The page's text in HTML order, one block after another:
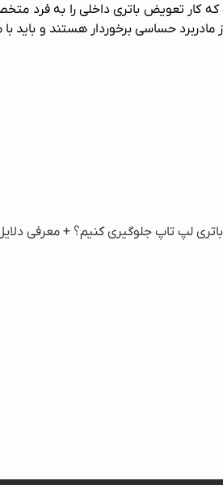
کار تعویض باتری داخلی را به فرد
حساسی برخوردار هستند و باید